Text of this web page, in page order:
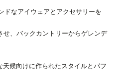
ドなアイウェアとアクセサリーを
せ、バックカントリーからゲレンデ
候向けに作られたスタイルとパフ